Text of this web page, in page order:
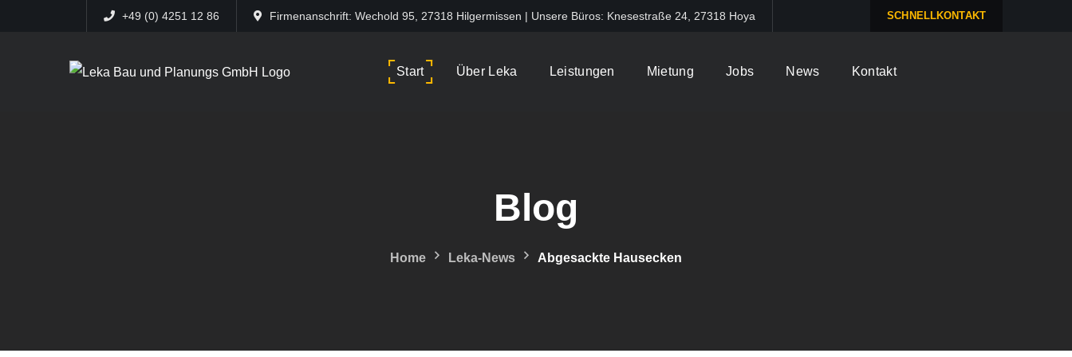
+49 (0) 4251 12 86 Firmenanschrift: Wechold 95, 27318 Hilgermissen | Unsere Büros: Knesestraße 24, 27318 Hoya SCHNELLKONTAKT
Start Über Leka Leistungen Mietung Jobs News Kontakt
Blog
Home Leka-News Abgesackte Hausecken